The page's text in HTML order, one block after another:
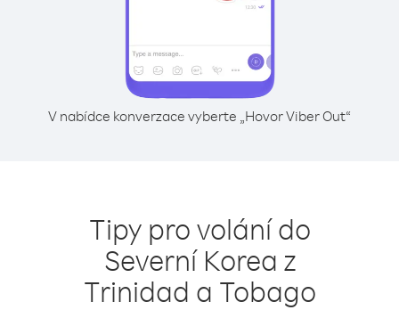
V nabídce konverzace vyberte „Hovor Viber Out“
Tipy pro volání do
Severní Korea z
Trinidad a Tobago